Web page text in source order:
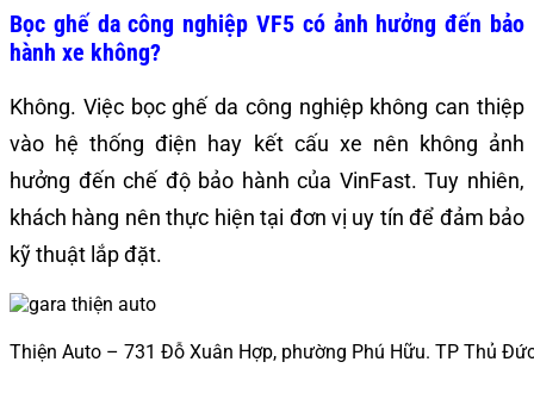
Bọc ghế da công nghiệp VF5 có ảnh hưởng đến bảo
hành xe không?
Không. Việc bọc ghế da công nghiệp không can thiệp
vào hệ thống điện hay kết cấu xe nên không ảnh
hưởng đến chế độ bảo hành của VinFast. Tuy nhiên,
khách hàng nên thực hiện tại đơn vị uy tín để đảm bảo
kỹ thuật lắp đặt.
Thiện Auto – 731 Đỗ Xuân Hợp, phường Phú Hữu. TP Thủ